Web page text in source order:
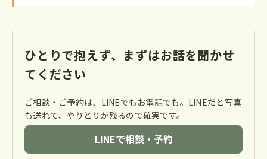
ひとりで抱えず、まずはお話を聞かせ
てください
ご相談・ご予約は、LINEでもお電話でも。LINEだと写真
も送れて、やりとりが残るので確実です。
LINEで相談・予約